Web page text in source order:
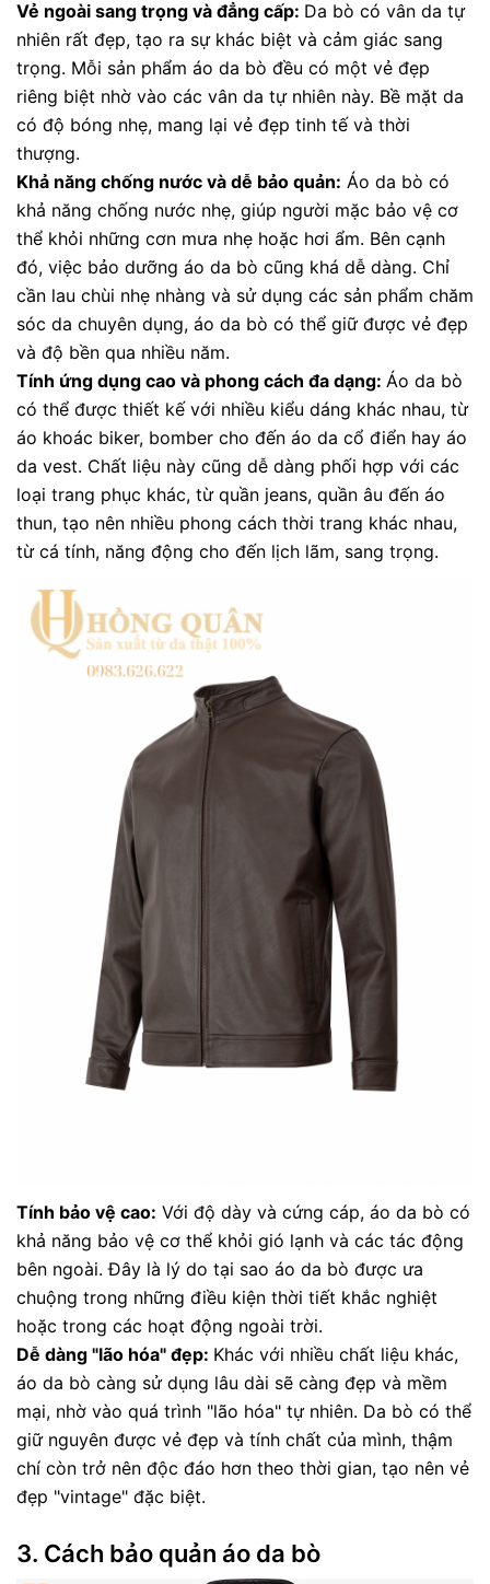
Vẻ ngoài sang trọng và đẳng cấp: Da bò có vân da tự
nhiên rất đẹp, tạo ra sự khác biệt và cảm giác sang
trọng. Mỗi sản phẩm áo da bò đều có một vẻ đẹp
riêng biệt nhờ vào các vân da tự nhiên này. Bề mặt da
có độ bóng nhẹ, mang lại vẻ đẹp tinh tế và thời
thượng.
Khả năng chống nước và dễ bảo quản: Áo da bò có
khả năng chống nước nhẹ, giúp người mặc bảo vệ cơ
thể khỏi những cơn mưa nhẹ hoặc hơi ẩm. Bên cạnh
đó, việc bảo dưỡng áo da bò cũng khá dễ dàng. Chỉ
cần lau chùi nhẹ nhàng và sử dụng các sản phẩm chăm
sóc da chuyên dụng, áo da bò có thể giữ được vẻ đẹp
và độ bền qua nhiều năm.
Tính ứng dụng cao và phong cách đa dạng: Áo da bò
có thể được thiết kế với nhiều kiểu dáng khác nhau, từ
áo khoác biker, bomber cho đến áo da cổ điển hay áo
da vest. Chất liệu này cũng dễ dàng phối hợp với các
loại trang phục khác, từ quần jeans, quần âu đến áo
thun, tạo nên nhiều phong cách thời trang khác nhau,
từ cá tính, năng động cho đến lịch lãm, sang trọng.
Tính bảo vệ cao: Với độ dày và cứng cáp, áo da bò có
khả năng bảo vệ cơ thể khỏi gió lạnh và các tác động
bên ngoài. Đây là lý do tại sao áo da bò được ưa
chuộng trong những điều kiện thời tiết khắc nghiệt
hoặc trong các hoạt động ngoài trời.
Dễ dàng "lão hóa" đẹp: Khác với nhiều chất liệu khác,
áo da bò càng sử dụng lâu dài sẽ càng đẹp và mềm
mại, nhờ vào quá trình "lão hóa" tự nhiên. Da bò có thể
giữ nguyên được vẻ đẹp và tính chất của mình, thậm
chí còn trở nên độc đáo hơn theo thời gian, tạo nên vẻ
đẹp "vintage" đặc biệt.
3. Cách bảo quản áo da bò